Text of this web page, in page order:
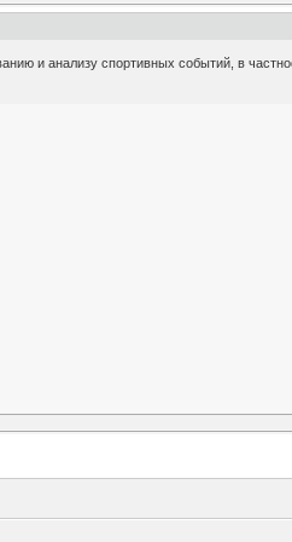
и анализу спортивных событий, в